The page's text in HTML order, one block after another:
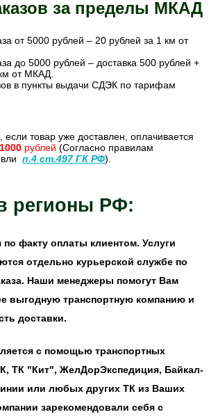
за пределы МКАД
от 5000 рублей – 20 рублей за 1 км от
до 5000 рублей – доставка 500 рублей +
от МКАД.
в пункты выдачи СДЭК по тарифам
если товар уже доставлен, оплачивается
1000 рублей (Согласно правилам
п.4 ст.497 ГК РФ).
регионы РФ:
по факту оплаты клиентом. Услуги
отдельно курьерской службе по
Наши менеджеры помогут Вам
выгодную транспортную компанию и
доставки.
с помощью транспортных
ТК "Кит", ЖелДорЭкспедиция, Байкал-
или любых других ТК из Ваших
зарекомендовали себя с